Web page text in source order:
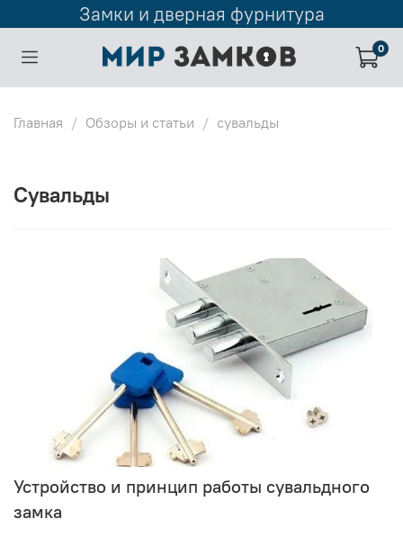
Замки и дверная фурнитура
0
Главная Обзоры и статьи сувальды
сувальды
Устройство и принцип работы сувальдного
замка